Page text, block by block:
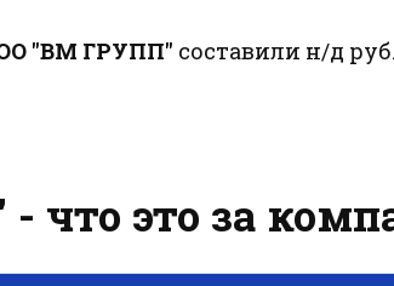
"ВМ ГРУПП" составили н/д
это за